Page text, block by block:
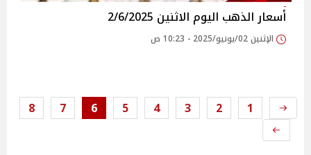
أسعار الذهب اليوم الاثنين 2/6/2025
الإثنين 02/يونيو/2025 - 10:23 ص
1
2
3
4
5
6
7
8